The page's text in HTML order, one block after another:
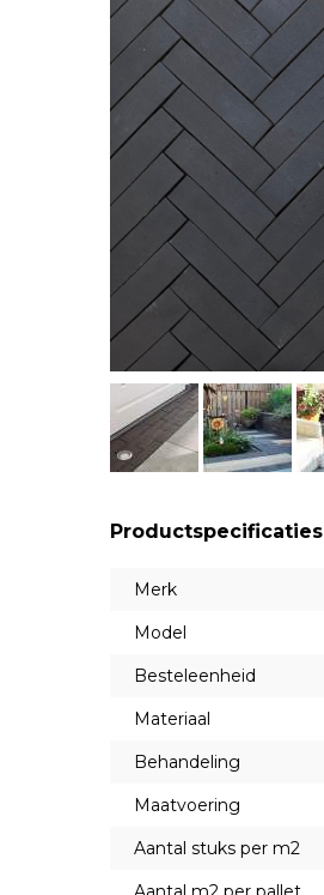
Productspecificaties
Merk
Model
Besteleenheid
Materiaal
Behandeling
Maatvoering
Aantal stuks per m2